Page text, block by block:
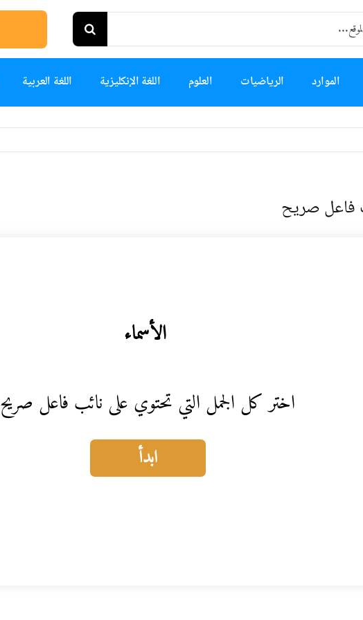
الموارد الرياضيات العلوم اللغة الإنكليزية اللغة العربية
فاعل صريح
الأسماء
اختر كل الجمل التي تحتوي على نائب فاعل صريح